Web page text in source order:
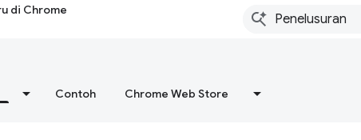
di Chrome
Contoh Chrome Web Store